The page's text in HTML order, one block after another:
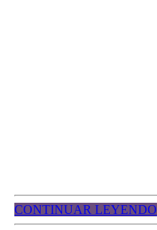
CONTINUAR LEYENDO